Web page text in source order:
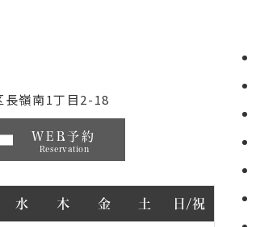
長嶺南1丁目2-18
WEB予約
Reservation
水 木 金 土 日/祝